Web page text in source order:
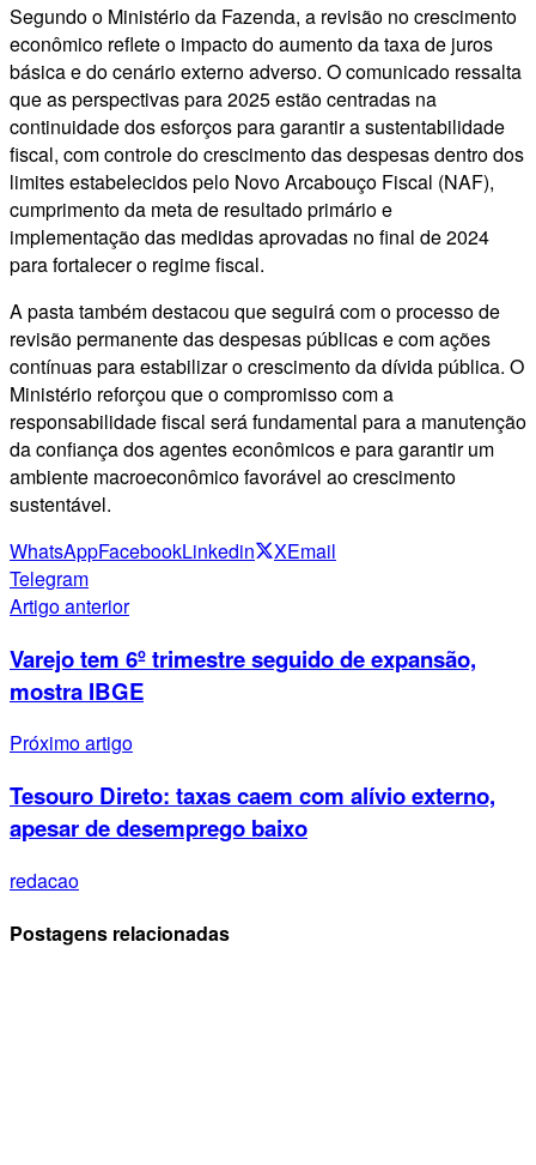
Segundo o Ministério da Fazenda, a revisão no crescimento
econômico reflete o impacto do aumento da taxa de juros
básica e do cenário externo adverso. O comunicado ressalta
que as perspectivas para 2025 estão centradas na
continuidade dos esforços para garantir a sustentabilidade
fiscal, com controle do crescimento das despesas dentro dos
limites estabelecidos pelo Novo Arcabouço Fiscal (NAF),
cumprimento da meta de resultado primário e
implementação das medidas aprovadas no final de 2024
para fortalecer o regime fiscal.
A pasta também destacou que seguirá com o processo de
revisão permanente das despesas públicas e com ações
contínuas para estabilizar o crescimento da dívida pública. O
Ministério reforçou que o compromisso com a
responsabilidade fiscal será fundamental para a manutenção
da confiança dos agentes econômicos e para garantir um
ambiente macroeconômico favorável ao crescimento
sustentável.
WhatsAppFacebookLinkedin XEmail
Telegram
Artigo anterior
Varejo tem 6º trimestre seguido de expansão,
mostra IBGE
Próximo artigo
Tesouro Direto: taxas caem com alívio externo,
apesar de desemprego baixo
redacao
Postagens relacionadas